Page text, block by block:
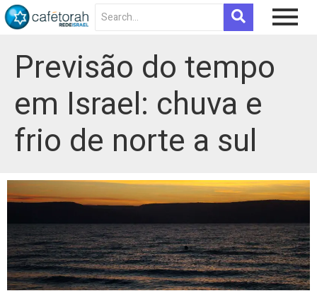
Previsão do tempo
em Israel: chuva e
frio de norte a sul